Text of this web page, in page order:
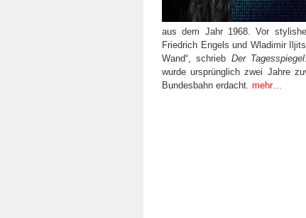
aus dem Jahr 1968. Vor
Friedrich Engels und Wladimir
Wand“, schrieb Der Tagesspiegel
wurde ursprünglich zwei Jahre
Bundesbahn erdacht. mehr…